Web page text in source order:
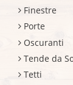
Finestre
Porte
Oscuranti
Tende da
Tetti